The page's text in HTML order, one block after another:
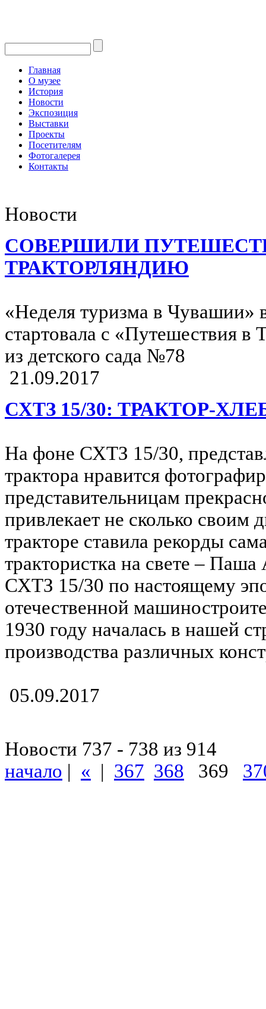
Главная
О музее
История
Новости
Экспозиция
Выставки
Проекты
Посетителям
Фотогалерея
Контакты
Новости
СОВЕРШИЛИ
ТРАКТОРЛЯНДИЮ
«Неделя туризма в Чувашии»
стартовала с «Путешествия
из детского сада №78
21.09.2017
СХТЗ 15/30: ТРАКТОР-
На фоне СХТЗ 15/30,
трактора нравится
представительницам
привлекает не сколько своим
тракторе ставила рекорды
трактористка на свете – Паша
СХТЗ 15/30 по настоящему
отечественной
1930 году началась в нашей
производства различных
05.09.2017
Новости 737 - 738 из 914
начало | « | 367 368 369